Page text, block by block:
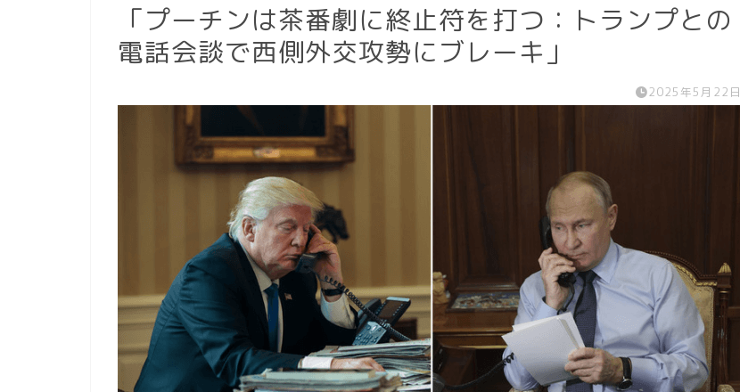
「プーチンは茶番劇に終止符を打つ：トランプとの
電話会談で西側外交攻勢にブレーキ」
2025年5月22日